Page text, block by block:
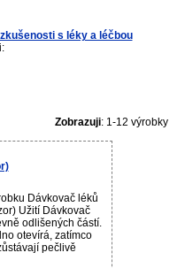
s léky a léčbou
Zobrazuji: 1-12 výrobky
Dávkovač léků
Užití Dávkovač
odlišených částí.
otevírá, zatímco
pečlivě